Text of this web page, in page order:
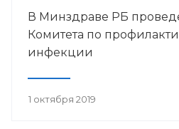
В Минздраве РБ
Комитета по
инфекции
1 октября 2019